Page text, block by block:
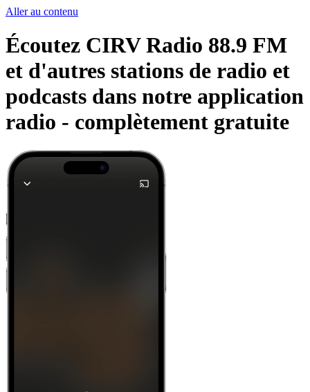
Aller au contenu
Écoutez CIRV Radio 88.9 FM
et d'autres stations de radio et
podcasts dans notre application
radio - complètement gratuite